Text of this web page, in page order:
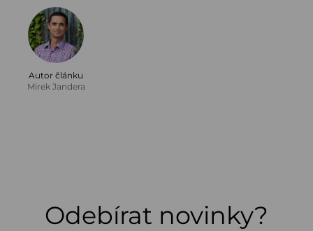
Autor článku
Mirek Jandera
Odebírat novinky?